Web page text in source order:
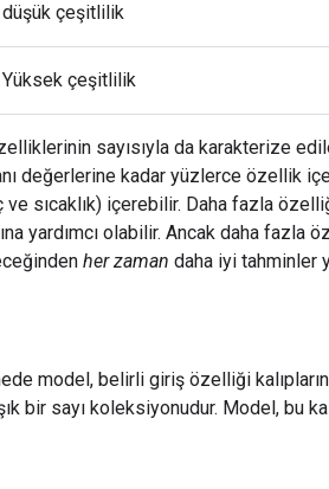
düşük çeşitlilik
Yüksek çeşitlilik
sayısıyla da karakterize
değerlerine kadar yüzlerce özellik
ve sıcaklık) içerebilir. Daha fazla
yardımcı olabilir. Ancak daha
her zaman daha iyi tahminler
model, belirli giriş özelliği
bir sayı koleksiyonudur. Model, bu